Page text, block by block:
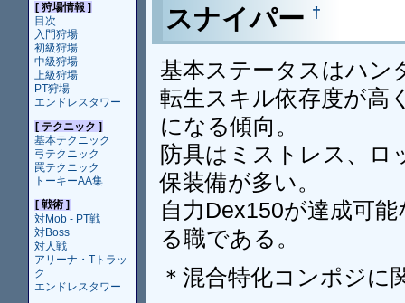
[ 狩場情報 ]
目次
入門狩場
初級狩場
中級狩場
上級狩場
PT狩場
エンドレスタワー
[ テクニック ]
基本テクニック
弓テクニック
罠テクニック
トーキーAA集
[ 戦術 ]
対Mob - PT戦
対Boss
対人戦
アリーナ・Tトラッ
ク
エンドレスタワー
スナイパー †
基本ステータスはハン
転生スキル依存度が高
になる傾向。
防具はミストレス、ロ
保装備が多い。
自力Dex150が達成可
る職である。
＊混合特化コンポジに